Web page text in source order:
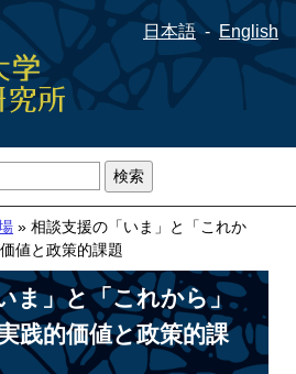
日本語 English
» 相談支援の「いま」と「これか
値と政策的課題
ま」と「これから」
的価値と政策的課